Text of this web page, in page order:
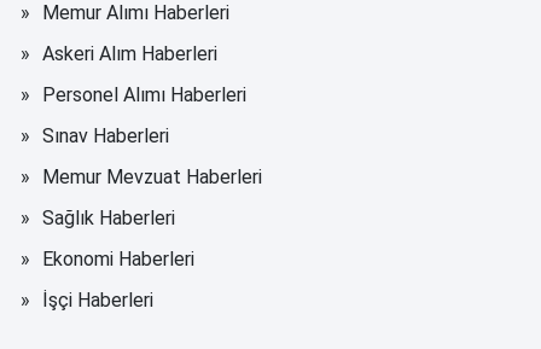
Memur Alımı Haberleri
Askeri Alım Haberleri
Personel Alımı Haberleri
Sınav Haberleri
Memur Mevzuat Haberleri
Sağlık Haberleri
Ekonomi Haberleri
İşçi Haberleri